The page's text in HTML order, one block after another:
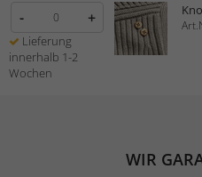
- +
Lieferung
innerhalb 1-2
Wochen
WIR